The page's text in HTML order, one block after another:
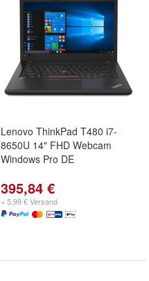
Lenovo ThinkPad T480 i7-
8650U 14" FHD Webcam
Windows Pro DE
395,84 €
+ 5,99 € Versand